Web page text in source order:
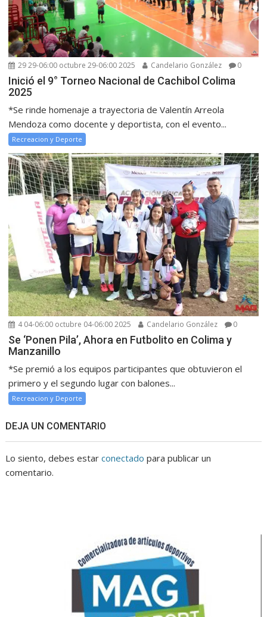
29 29-06:00 octubre 29-06:00 2025 Candelario González 0
Inició el 9° Torneo Nacional de Cachibol Colima
2025
*Se rinde homenaje a trayectoria de Valentín Arreola
Mendoza como docente y deportista, con el evento...
Recreacion y Deporte
4 04-06:00 octubre 04-06:00 2025 Candelario González 0
Se ‘Ponen Pila’, Ahora en Futbolito en Colima y
Manzanillo
*Se premió a los equipos participantes que obtuvieron el
primero y el segundo lugar con balones...
Recreacion y Deporte
DEJA UN COMENTARIO
Lo siento, debes estarconectado para publicar un
comentario.